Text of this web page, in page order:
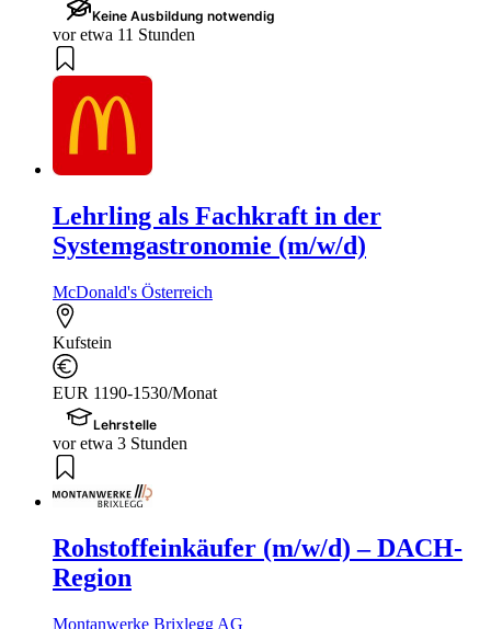
Keine Ausbildung notwendig
vor etwa 11 Stunden
Lehrling als Fachkraft in der
Systemgastronomie (m/w/d)
McDonald's Österreich
Kufstein
EUR 1190-1530/Monat
Lehrstelle
vor etwa 3 Stunden
Rohstoffeinkäufer (m/w/d) – DACH-
Region
Montanwerke Brixlegg AG